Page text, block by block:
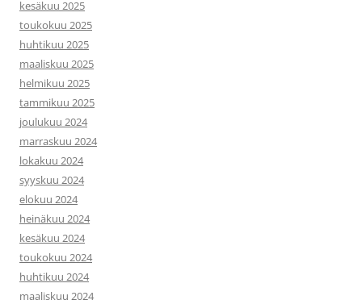
kesäkuu 2025
toukokuu 2025
huhtikuu 2025
maaliskuu 2025
helmikuu 2025
tammikuu 2025
joulukuu 2024
marraskuu 2024
lokakuu 2024
syyskuu 2024
elokuu 2024
heinäkuu 2024
kesäkuu 2024
toukokuu 2024
huhtikuu 2024
maaliskuu 2024